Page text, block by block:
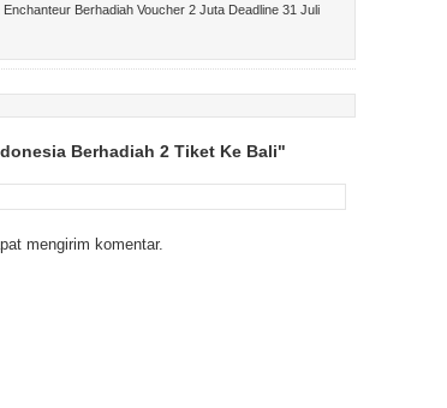
Berhadiah Voucher 2 Juta Deadline 31 Juli
Berhadiah 2 Tiket Ke Bali"
mengirim komentar.